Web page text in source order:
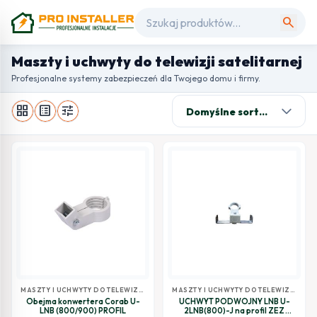
search
Maszty i uchwyty do telewizji satelitarnej
Profesjonalne systemy zabezpieczeń dla Twojego domu i firmy.
grid_view list_alt tune
MASZTY I UCHWYTY DO TELEWIZJI
SATELITARNEJ
Obejma konwertera Corab U-
LNB (800/900) PROFIL
MASZTY I UCHWYTY DO TELEWIZJI
SATELITARNEJ
UCHWYT PODWÓJNY LNB U-
2LNB(800)-J na profil ZEZ